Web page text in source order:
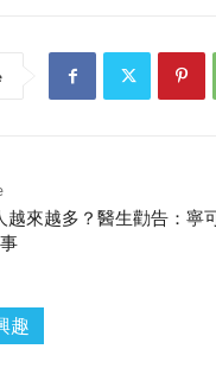
越來越多？醫生勸告：寧
趣